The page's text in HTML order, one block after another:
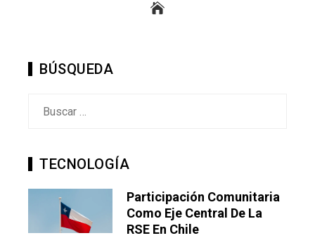
BÚSQUEDA
TECNOLOGÍA
Participación Comunitaria
Como Eje Central De La
RSE En Chile